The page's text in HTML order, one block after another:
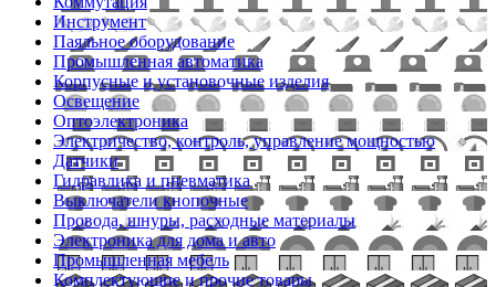
Инструмент
Паяльное оборудование
Промышленная автоматика
Корпусные и установочные изделия
Освещение
Оптоэлектроника
Электричество, контроль, управление мощностью
Датчики
Гидравлика и пневматика
Выключатели кнопочные
Провода, шнуры, расходные материалы
Электроника для дома и авто
Промышленная мебель
Комплектующие и прочие товары